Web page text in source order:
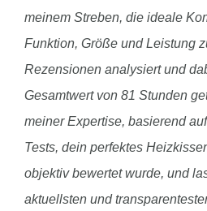
meinem Streben, die ideale
Funktion, Größe und Leistung
Rezensionen analysiert und
Gesamtwert von 81 Stunden
meiner Expertise, basierend
Tests, dein perfektes
objektiv bewertet wurde, und
aktuellsten und